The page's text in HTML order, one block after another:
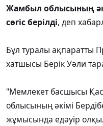
Жамбыл облысының
сөгіс берілді, деп
Бұл туралы ақпаратты
хатшысы Берік Уәли
"Мемлекет басшысы
облысының әкімі
жұмысында едәуір